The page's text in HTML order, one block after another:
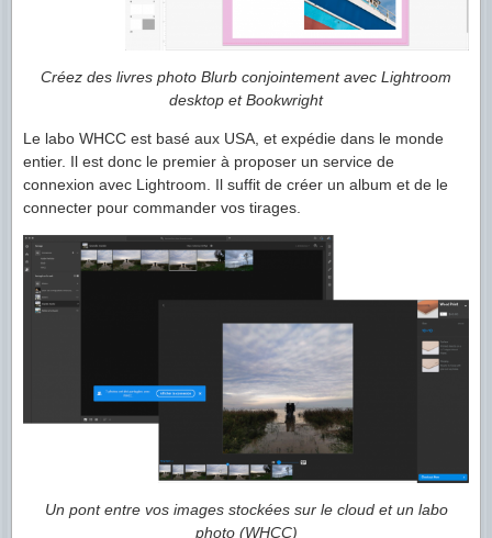
Créez des livres photo Blurb conjointement avec Lightroom
desktop et Bookwright
Le labo WHCC est basé aux USA, et expédie dans le monde
entier. Il est donc le premier à proposer un service de
connexion avec Lightroom. Il suffit de créer un album et de le
connecter pour commander vos tirages.
Un pont entre vos images stockées sur le cloud et un labo
photo (WHCC)